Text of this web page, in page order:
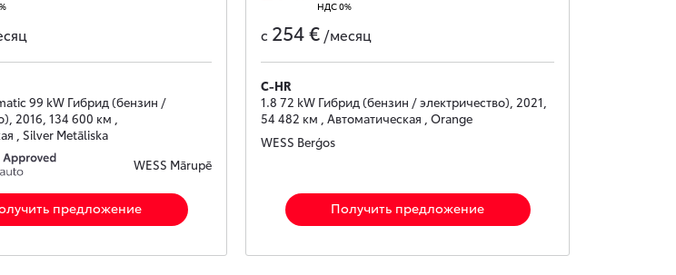
99 kW Гибрид (бензин /
2016, 134 600 км ,
, Silver Metāliska
WESS Mārupē
предложение
НДС 0%
с 254 € /месяц
C-HR
1.8 72 kW Гибрид (бензин / электричество), 2021,
54 482 км , Автоматическая , Orange
WESS Berģos
Получить предложение